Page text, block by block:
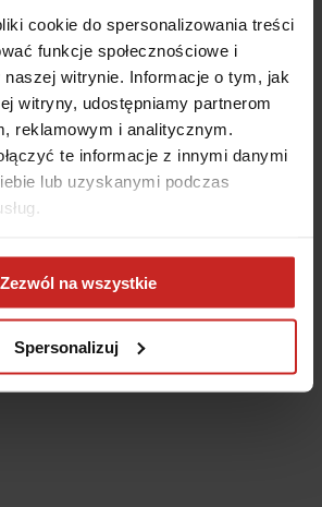
cookie do spersonalizowania treści
funkcje społecznościowe i
witrynie. Informacje o tym, jak
witryny, udostępniamy partnerom
reklamowym i analitycznym.
te informacje z innymi danymi
lub uzyskanymi podczas
Zezwól na wszystkie
Spersonalizuj
console for more information)